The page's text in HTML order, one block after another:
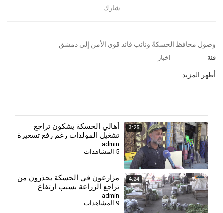
شارك
⁣وصول محافظ الحسكةً ونائب قائد قوى الأمن إلى دمشق
فئة اخبار
أظهر المزيد
3:25
⁣أهالي الحسكة يشكون تراجع
تشغيل المولدات رغم رفع تسعيرة
الأمبير
admin
5 المشاهدات
4:24
⁣مزارعون في الحسكة يحذرون من
تراجع الزراعة بسبب ارتفاع
التكاليف وأزمة العملة
admin
9 المشاهدات